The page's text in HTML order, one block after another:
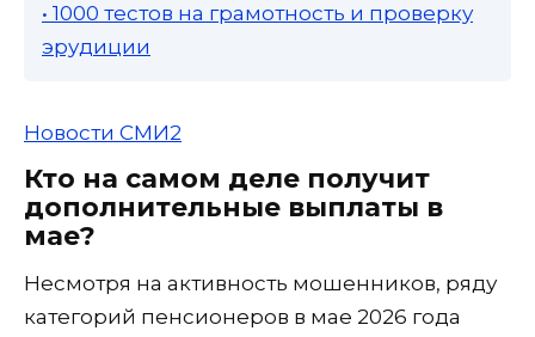
• 1000 тестов на грамотность и проверку
эрудиции
Новости СМИ2
Кто на самом деле получит
дополнительные выплаты в
мае?
Несмотря на активность мошенников, ряду
категорий пенсионеров в мае 2026 года